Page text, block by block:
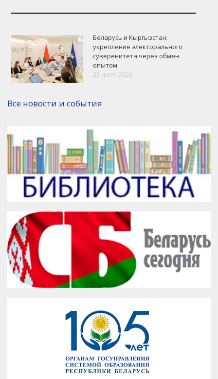
VK Google+ Facebook
Беларусь и Кыргызстан:
укрепление электорального
суверенитета через обмен
опытом
23 июля 2026
Все новости и события